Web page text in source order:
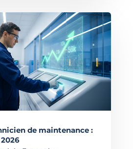
de maintenance :
2026